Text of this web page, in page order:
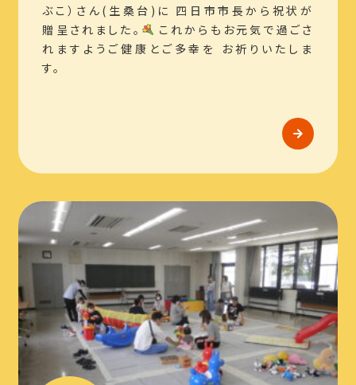
ぶこ）さん(生桑台)に 四日市市長から祝状が
贈呈されました。
これからもお元気で過ごさ
れますようご健康とご多幸を お祈りいたしま
す。